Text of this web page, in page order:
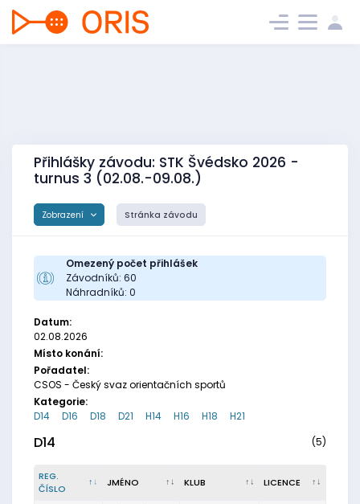
Přihlášky závodu: STK Švédsko 2026 -
turnus 3 (02.08.-09.08.)
Zobrazení Stránka závodu
Omezený počet přihlášek
Závodníků: 60
Náhradníků: 0
Datum:
02.08.2026
Místo konání:
Pořadatel:
CSOS - Český svaz orientačních sportů
Kategorie:
D14
D16 D18 D21 H14 H16 H18 H21
D14 (5)
REG.
ČÍSLO
JMÉNO KLUB LICENCE